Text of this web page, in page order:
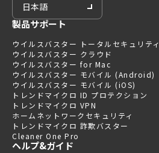
日本語
製品サポート
ウイルスバスター トータルセキュリティ
ウイルスバスター クラウド
ウイルスバスター for Mac
ウイルスバスター モバイル (Android)
ウイルスバスター モバイル (iOS)
トレンドマイクロ ID プロテクション
トレンドマイクロ VPN
ホームネットワークセキュリティ
トレンドマイクロ 詐欺バスター
Cleaner One Pro
ヘルプ&ガイド